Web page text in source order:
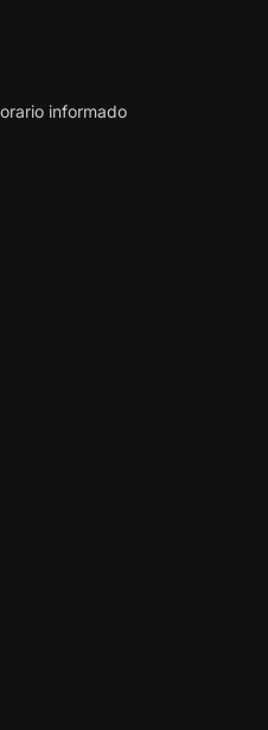
informado